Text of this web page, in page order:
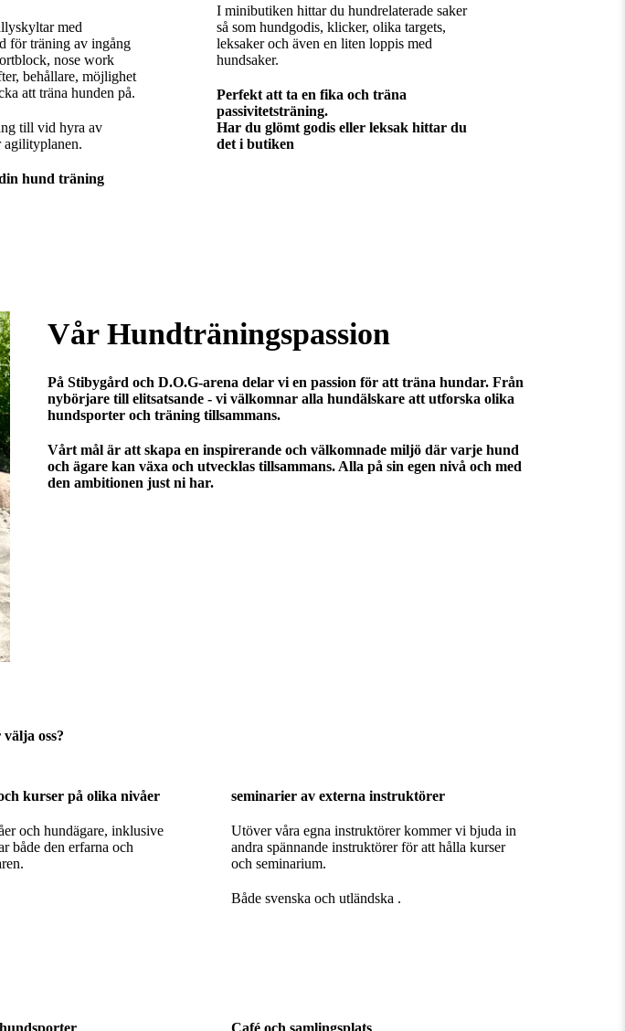
med
för träning av ingång
nose work
behållare, möjlighet
att träna hunden på.
till vid hyra av
agilityplanen.
hund träning
I minibutiken hittar du hundrelaterade saker
så som hundgodis, klicker, olika targets,
leksaker och även en liten loppis med
hundsaker.
Perfekt att ta en fika och träna
passivitetsträning.
Har du glömt godis eller leksak hittar du
det i butiken
Vår Hundträningspassion
På Stibygård och D.O.G-arena delar vi en passion för att träna hundar. Från
nybörjare till elitsatsande - vi välkomnar alla hundälskare att utforska olika
hundsporter och träning tillsammans.
Vårt mål är att skapa en inspirerande och välkomnade miljö där varje hund
och ägare kan växa och utvecklas tillsammans. Alla på sin egen nivå och med
den ambitionen just ni har.
oss?
kurser på olika nivåer
och hundägare, inklusive
både den erfarna och
seminarier av externa instruktörer
Utöver våra egna instruktörer kommer vi bjuda in
andra spännande instruktörer för att hålla kurser
och seminarium.
Både svenska och utländska .
Café och samlingsplats